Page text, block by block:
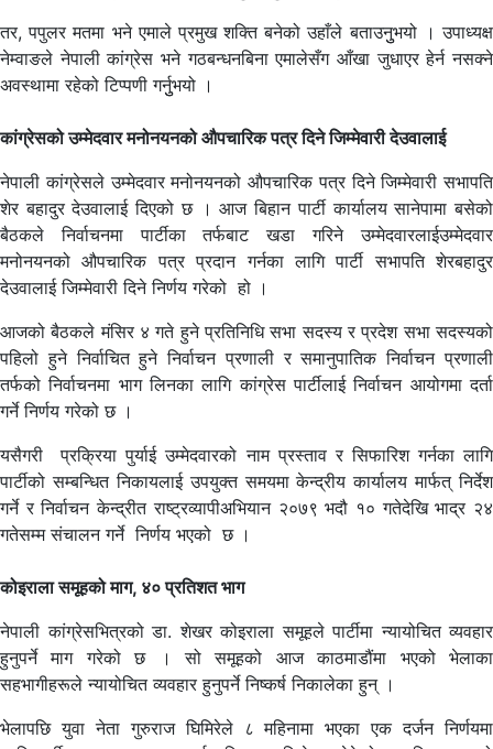
तर, पपुलर मतमा भने एमाले प्रमुख शक्ति बनेको उहाँले बताउनुुभयो । उपाध्यक्ष
नेम्वाङले नेपाली कांग्रेस भने गठबन्धनबिना एमालेसँग आँखा जुधाएर हेर्न नसक्ने
अवस्थामा रहेको टिप्पणी गर्नुुभयो ।
कांग्रेसको उम्मेदवार मनोनयनको औपचारिक पत्र दिने जिम्मेवारी देउवालाई
नेपाली कांग्रेसले उम्मेदवार मनोनयनको औपचारिक पत्र दिने जिम्मेवारी सभापति
शेर बहादुर देउवालाई दिएको छ । आज बिहान पार्टी कार्यालय सानेपामा बसेको
बैठकले निर्वाचनमा पार्टीका तर्फबाट खडा गरिने उम्मेदवारलाईउम्मेदवार
मनोनयनको औपचारिक पत्र प्रदान गर्नका लागि पार्टी सभापति शेरबहादुर
देउवालाई जिम्मेवारी दिने निर्णय गरेको हो ।
आजको बैठकले मंसिर ४ गते हुने प्रतिनिधि सभा सदस्य र प्रदेश सभा सदस्यको
पहिलो हुने निर्वाचित हुने निर्वाचन प्रणाली र समानुपातिक निर्वाचन प्रणाली
तर्फको निर्वाचनमा भाग लिनका लागि कांग्रेस पार्टीलाई निर्वाचन आयोगमा दर्ता
गर्ने निर्णय गरेको छ ।
यसैगरी प्रक्रिया पुर्याई उम्मेदवारको नाम प्रस्ताव र सिफारिश गर्नका लागि
पार्टीको सम्बन्धित निकायलाई उपयुक्त समयमा केन्द्रीय कार्यालय मार्फत् निर्देश
गर्ने र निर्वाचन केन्द्रीत राष्ट्रव्यापीअभियान २०७९ भदौ १० गतेदेखि भाद्र २४
गतेसम्म संचालन गर्ने निर्णय भएको छ ।
कोइराला समूहको माग, ४० प्रतिशत भाग
नेपाली कांग्रेसभित्रको डा. शेखर कोइराला समूहले पार्टीमा न्यायोचित व्यवहार
हुनुपर्ने माग गरेको छ । सो समूहको आज काठमाडौंमा भएको भेलाका
सहभागीहरूले न्यायोचित व्यवहार हुनुपर्ने निष्कर्ष निकालेका हुन् ।
भेलापछि युवा नेता गुरुराज घिमिरेले ८ महिनामा भएका एक दर्जन निर्णयमा